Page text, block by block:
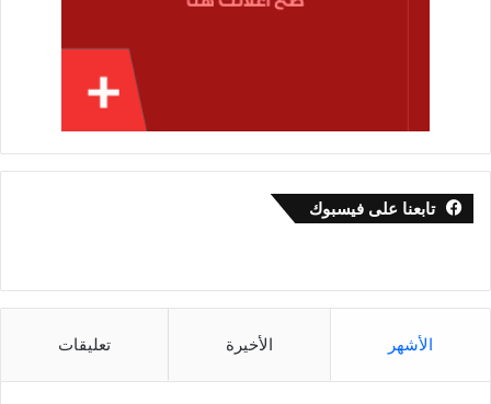
تابعنا على فيسبوك
الأشهر الأخيرة تعليقات